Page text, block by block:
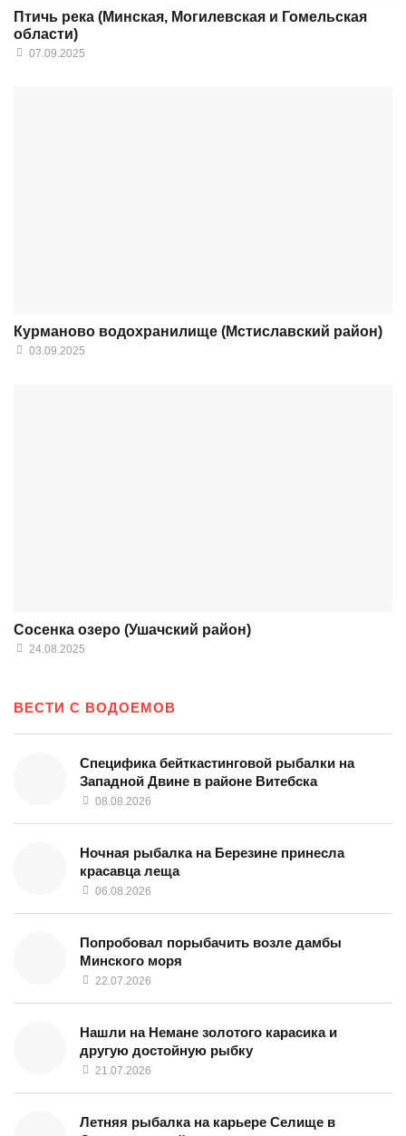
Птичь река (Минская, Могилевская и Гомельская
области)
07.09.2025
Курманово водохранилище (Мстиславский район)
03.09.2025
Сосенка озеро (Ушачский район)
24.08.2025
ВЕСТИ С ВОДОЕМОВ
Специфика бейткастинговой рыбалки на
Западной Двине в районе Витебска
08.08.2026
Ночная рыбалка на Березине принесла
красавца леща
06.08.2026
Попробовал порыбачить возле дамбы
Минского моря
22.07.2026
Нашли на Немане золотого карасика и
другую достойную рыбку
21.07.2026
Летняя рыбалка на карьере Селище в